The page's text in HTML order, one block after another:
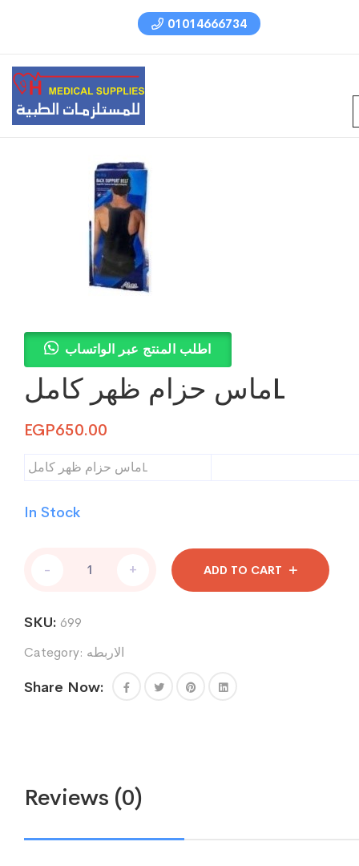
01014666734
اطلب المنتج عبر الواتساب
ماس حزام ظهر كاملL
EGP650.00
ماس حزام ظهر كاملL
In Stock
حزام
quantity
- + ADD TO CART
SKU: 699
Category: الاربطه
Share Now:
Reviews (0)